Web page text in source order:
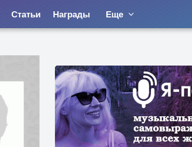
Статьи Награды Еще